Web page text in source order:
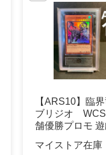
【ARS10】臨
ブリジオ
舗優勝プロモ
マイストア在庫